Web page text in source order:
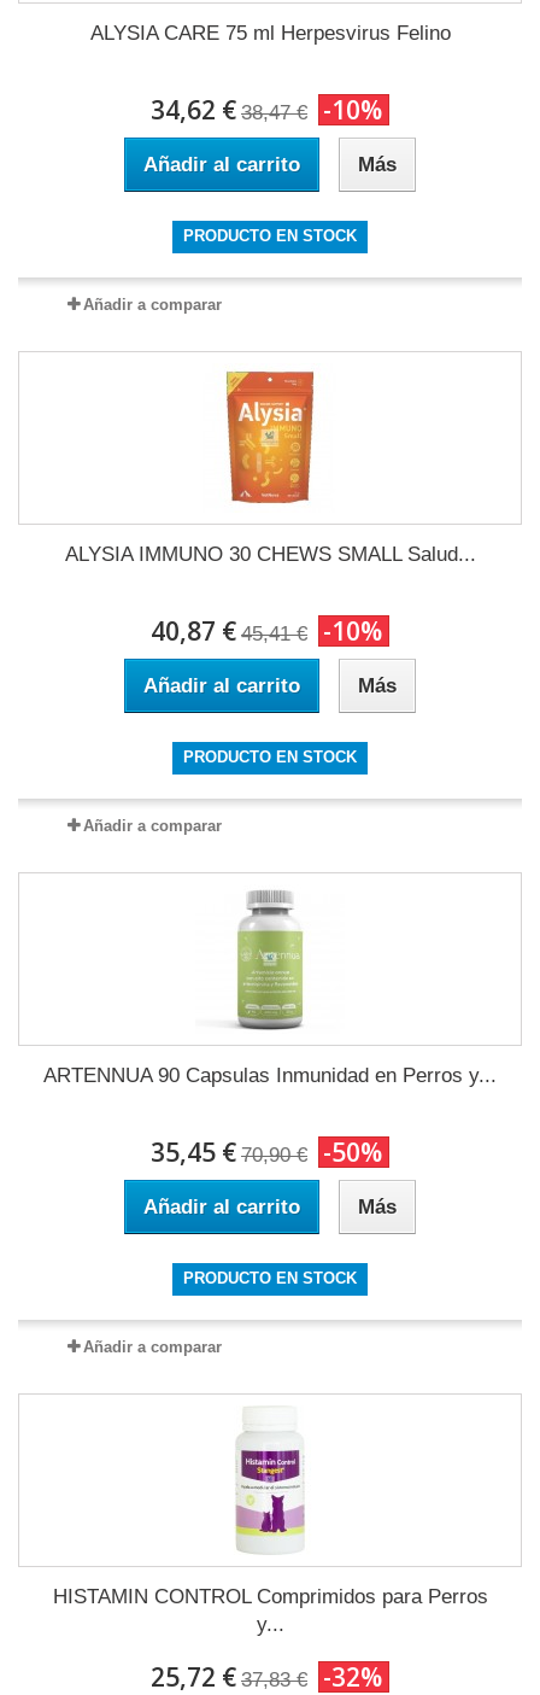
ALYSIA CARE 75 ml Herpesvirus Felino
34,62 € 38,47 € -10%
Añadir al carrito Más
PRODUCTO EN STOCK
Añadir a comparar
ALYSIA IMMUNO 30 CHEWS SMALL Salud...
40,87 € 45,41 € -10%
Añadir al carrito Más
PRODUCTO EN STOCK
Añadir a comparar
ARTENNUA 90 Capsulas Inmunidad en Perros y...
35,45 € 70,90 € -50%
Añadir al carrito Más
PRODUCTO EN STOCK
Añadir a comparar
HISTAMIN CONTROL Comprimidos para Perros
y...
25,72 € 37,83 € -32%